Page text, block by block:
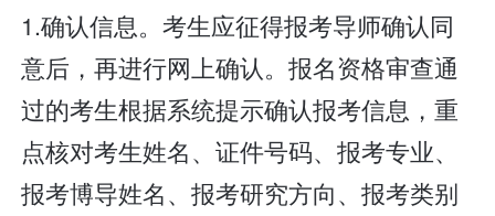
1.确认信息。考生应征得报考导师确认同
意后，再进行网上确认。报名资格审查通
过的考生根据系统提示确认报考信息，重
点核对考生姓名、证件号码、报考专业、
报考博导姓名、报考研究方向、报考类别